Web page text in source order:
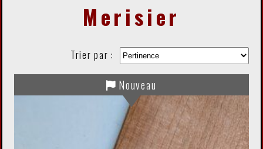
Merisier
Trier par :
Nouveau